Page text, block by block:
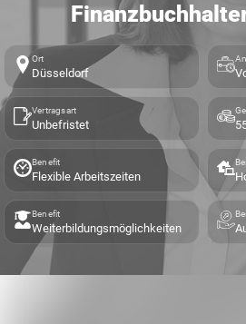
Ort
Düsseldorf
Vertragsart
Unbefristet
Benefit
Flexible Arbeitszeiten
Benefit
Weiterbildungsmöglichkeiten